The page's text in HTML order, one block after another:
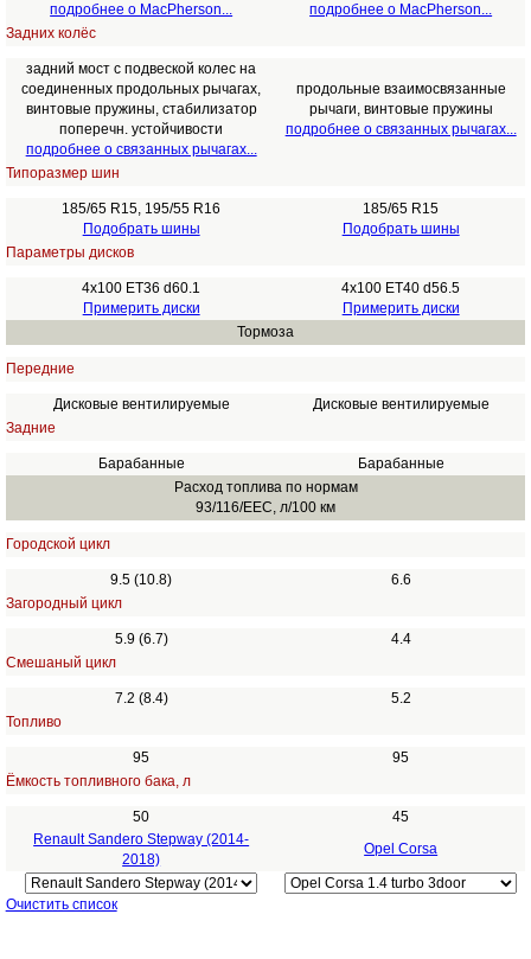
подробнее о MacPherson...
подробнее о MacPherson...
Задних колёс
задний мост с подвеской колес на
соединенных продольных рычагах,
винтовые пружины, стабилизатор
поперечн. устойчивости
подробнее о связанных рычагах...
продольные взаимосвязанные
рычаги, винтовые пружины
подробнее о связанных рычагах...
Типоразмер шин
185/65 R15, 195/55 R16
Подобрать шины
185/65 R15
Подобрать шины
Параметры дисков
4x100 ET36 d60.1
Примерить диски
4x100 ET40 d56.5
Примерить диски
Тормоза
Передние
Дисковые вентилируемые
Дисковые вентилируемые
Задние
Барабанные
Барабанные
Расход топлива по нормам
93/116/EEC, л/100 км
Городской цикл
9.5 (10.8)
6.6
Загородный цикл
5.9 (6.7)
4.4
Смешаный цикл
7.2 (8.4)
5.2
Топливо
95
95
Ёмкость топливного бака, л
50
45
Renault Sandero Stepway (2014-
2018)
Opel Corsa
Очистить список